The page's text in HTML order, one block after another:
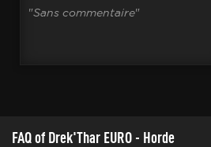
"Sans commentaire"
FAQ of Drek'Thar EURO - Horde